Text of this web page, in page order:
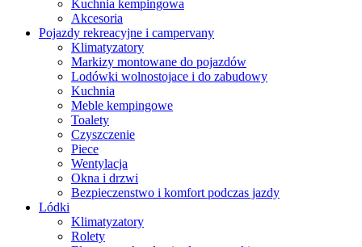
Kuchnia kempingowa
Akcesoria
Pojazdy rekreacyjne i campervany
Klimatyzatory
Markizy montowane do pojazdów
Lodówki wolnostojace i do zabudowy
Kuchnia
Meble kempingowe
Toalety
Czyszczenie
Piece
Wentylacja
Okna i drzwi
Bezpieczenstwo i komfort podczas jazdy
Lódki
Klimatyzatory
Rolety